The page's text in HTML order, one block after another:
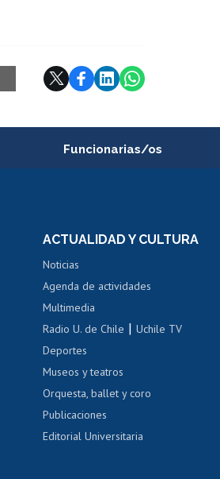
Funcionarias/os
Portal de movilidad interna
Certificado de renta
Certificado de renta
Gestión de correo uchile
Acoso laboral, sexual y violencia
ACTUALIDAD Y CULTURA
Noticias
Agenda de actividades
Multimedia
Radio U. de Chile |Uchile TV
Deportes
Museos y teatros
Orquesta, ballet y coro
Publicaciones
Editorial Universitaria